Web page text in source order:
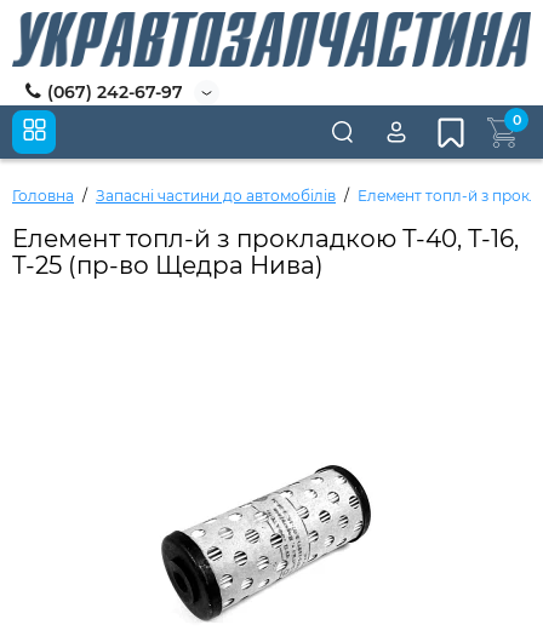
(067) 242-67-97
0
Головна Запасні частини до автомобілів Елемент топл-й з
Елемент топл-й з прокладкою Т-40, Т-16,
Т-25 (пр-во Щедра Нива)